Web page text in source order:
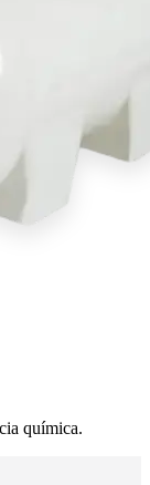
química.